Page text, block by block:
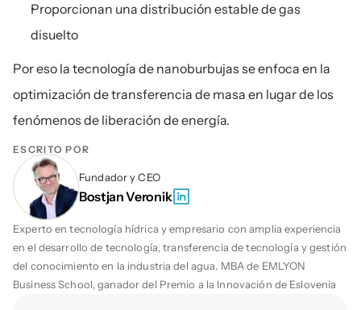
ESCRITO POR
Fundador y CEO
Bostjan Veronik
Experto en tecnología hídrica y empresario con amplia experiencia
en el desarrollo de tecnología, transferencia de tecnología y gestión
del conocimiento en la industria del agua. MBA de EMLYON
Business School, ganador del Premio a la Innovación de Eslovenia
Proporcionan una distribución estable de gas
disuelto
Por eso la tecnología de nanoburbujas se enfoca en la
optimización de transferencia de masa en lugar de los
fenómenos de liberación de energía.